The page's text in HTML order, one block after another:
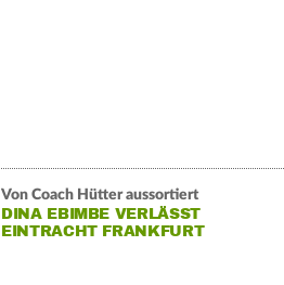
Von Coach Hütter aussortiert
DINA EBIMBE VERLÄSST
EINTRACHT FRANKFURT